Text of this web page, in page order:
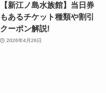
【新江ノ島水族館】当日券
もあるチケット種類や割引
クーポン解説!
2026年4月26日